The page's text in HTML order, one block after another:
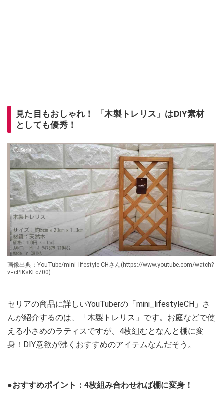
見た目もおしゃれ！ 「木製トレリス」はDIY素材
としても優秀！
画像出典：YouTube/mini_lifestyle CHさん(https://www.youtube.com/watch?
v=cPIKsKLc700)
セリアの商品に詳しいYouTuberの「mini_lifestyleCH」さ
んが紹介するのは、「木製トレリス」です。お庭などで使
える小さめのラティスですが、4枚組むとなんと棚に変
身！DIY意欲が沸くおすすめのアイテムなんだそう。
●おすすめポイント：4枚組み合わせれば棚に変身！